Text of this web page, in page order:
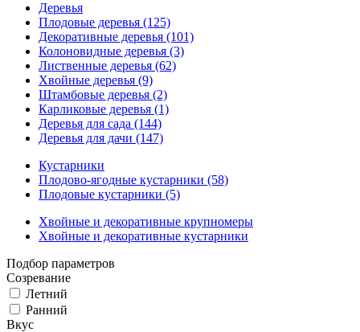
Деревья
Плодовые деревья (125)
Декоративные деревья (101)
Колоновидные деревья (3)
Лиственные деревья (62)
Хвойные деревья (9)
Штамбовые деревья (2)
Карликовые деревья (1)
Деревья для сада (144)
Деревья для дачи (147)
Кустарники
Плодово-ягодные кустарники (58)
Плодовые кустарники (5)
Хвойные и декоративные крупномеры
Хвойные и декоративные кустарники
Подбор параметров
Созревание
Летний
Ранний
Вкус